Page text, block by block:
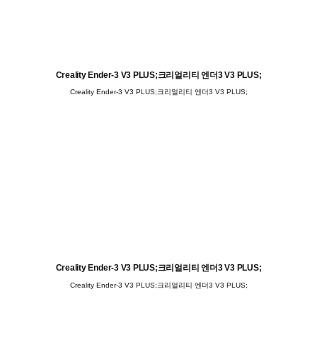
Creality Ender-3 V3 PLUS;크리얼리티 엔더3 V3 PLUS;
Creality Ender-3 V3 PLUS;크리얼리티 엔더3 V3 PLUS;
Creality Ender-3 V3 PLUS;크리얼리티 엔더3 V3 PLUS;
Creality Ender-3 V3 PLUS;크리얼리티 엔더3 V3 PLUS;